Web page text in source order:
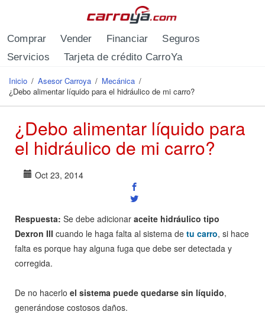
Comprar Vender Financiar
Seguros
Servicios
Tarjeta de crédito CarroYa
Se encuentra usted aquí
Inicio / Asesor Carroya / Mecánica /
¿Debo alimentar líquido para el hidráulico de mi carro?
¿Debo alimentar líquido para
el hidráulico de mi carro?
Oct 23, 2014
Respuesta: Se debe adicionar aceite hidráulico tipo
Dexron III cuando le haga falta al sistema de tu carro, si hace
falta es porque hay alguna fuga que debe ser detectada y
corregida.
De no hacerlo el sistema puede quedarse sin líquido,
generándose costosos daños.